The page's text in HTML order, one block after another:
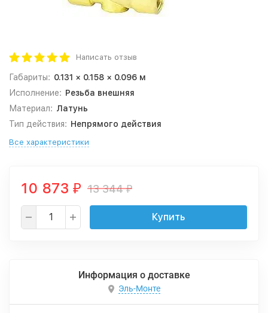
Написать отзыв
Габариты: 0.131 × 0.158 × 0.096 м
Исполнение: Резьба внешняя
Материал: Латунь
Тип действия: Непрямого действия
Все характеристики
10 873 ₽ 13 344₽
Купить
Информация о доставке
Эль-Монте